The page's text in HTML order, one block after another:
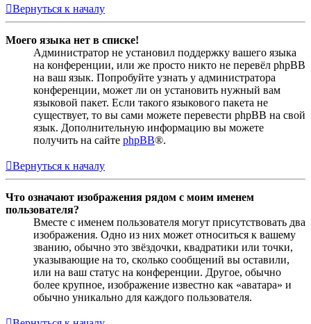
Вернуться к началу
Моего языка нет в списке!
Администратор не установил поддержку вашего языка
на конференции, или же просто никто не перевёл phpBB
на ваш язык. Попробуйте узнать у администратора
конференции, может ли он установить нужный вам
языковой пакет. Если такого языкового пакета не
существует, то вы сами можете перевести phpBB на свой
язык. Дополнительную информацию вы можете
получить на сайте phpBB®.
Вернуться к началу
Что означают изображения рядом с моим именем
пользователя?
Вместе с именем пользователя могут присутствовать два
изображения. Одно из них может относиться к вашему
званию, обычно это звёздочки, квадратики или точки,
указывающие на то, сколько сообщений вы оставили,
или на ваш статус на конференции. Другое, обычно
более крупное, изображение известно как «аватара» и
обычно уникально для каждого пользователя.